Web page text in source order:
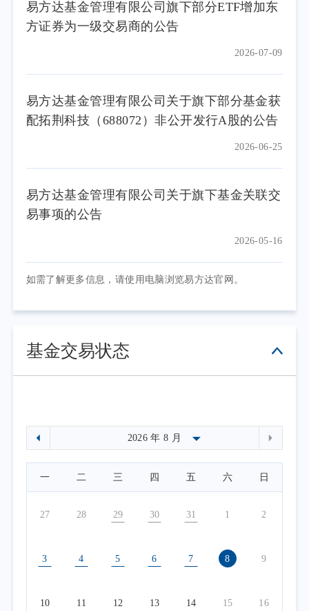
易方达基金管理有限公司旗下部分ETF增加东
方证券为一级交易商的公告
2026-07-09
易方达基金管理有限公司关于旗下部分基金获
配拓荆科技（688072）非公开发行A股的公告
2026-06-25
易方达基金管理有限公司关于旗下基金关联交
易事项的公告
2026-05-16
如需了解更多信息，请使用电脑浏览易方达官网。
基金交易状态
一 二 三 四 五 六 日
27 28 29 30 31 1 2
3 4 5 6 7 8 9
10 11 12 13 14 15 16